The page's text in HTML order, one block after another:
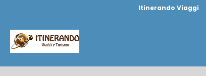
Itinerando Viaggi